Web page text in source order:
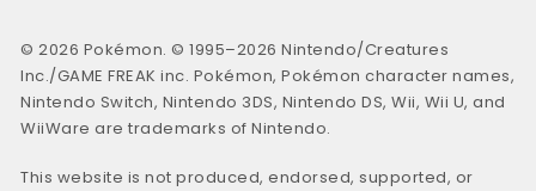
© 2026 Pokémon. © 1995–2026 Nintendo/Creatures
Inc./GAME FREAK inc. Pokémon, Pokémon character names,
Nintendo Switch, Nintendo 3DS, Nintendo DS, Wii, Wii U, and
WiiWare are trademarks of Nintendo.
This website is not produced, endorsed, supported, or